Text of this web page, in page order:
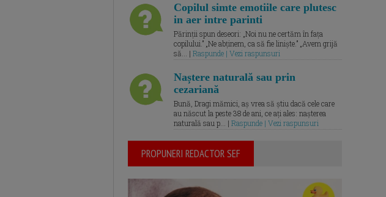
Copilul simte emotiile care plutesc
in aer intre parinti
Părinții spun deseori: „Noi nu ne certăm în fața
copilului.” „Ne abținem, ca să fie liniște.” „Avem grijă
să... | Raspunde | Vezi raspunsuri
Naștere naturală sau prin
cezariană
Bună, Dragi mămici, aș vrea să știu dacă cele care
au născut la peste 38 de ani, ce ați ales: nașterea
naturală sau p... | Raspunde | Vezi raspunsuri
PROPUNERI REDACTOR SEF